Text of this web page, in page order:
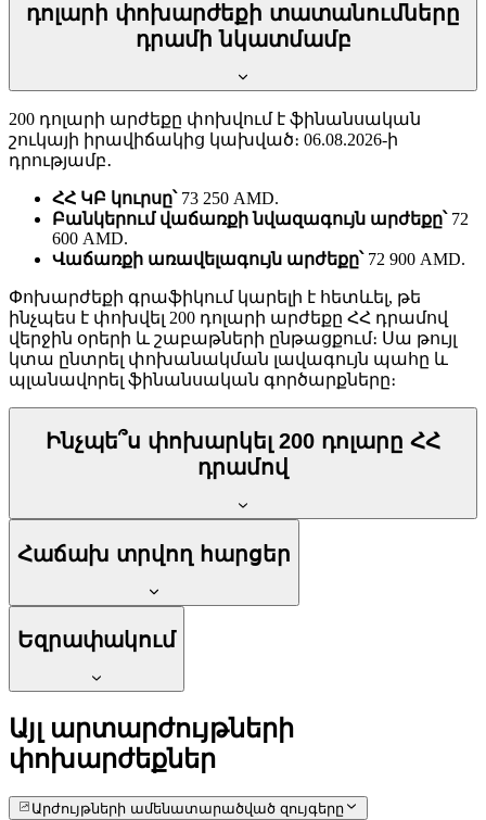
դոլարի փոխարժեքի տատանումները
դրամի նկատմամբ
200 դոլարի արժեքը փոխվում է ֆինանսական
շուկայի իրավիճակից կախված։ 06.08.2026-ի
դրությամբ․
ՀՀ ԿԲ կուրսը՝73 250 AMD.
Բանկերում վաճառքի նվազագույն արժեքը՝72
600 AMD.
Վաճառքի առավելագույն արժեքը՝72 900 AMD.
Փոխարժեքի գրաֆիկում կարելի է հետևել, թե
ինչպես է փոխվել 200 դոլարի արժեքը ՀՀ դրամով
վերջին օրերի և շաբաթների ընթացքում։ Սա թույլ
կտա ընտրել փոխանակման լավագույն պահը և
պլանավորել ֆինանսական գործարքները։
Ինչպե՞ս փոխարկել 200 դոլարը ՀՀ
դրամով
Հաճախ տրվող հարցեր
Եզրափակում
Այլ արտարժույթների
փոխարժեքներ
Արժույթների ամենատարածված զույգերը